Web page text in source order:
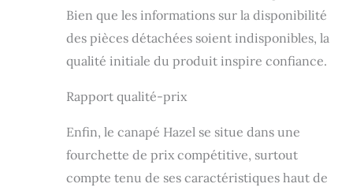
Bien que les informations sur la disponibilité
des pièces détachées soient indisponibles, la
qualité initiale du produit inspire confiance.
Rapport qualité-prix
Enfin, le canapé Hazel se situe dans une
fourchette de prix compétitive, surtout
compte tenu de ses caractéristiques haut de